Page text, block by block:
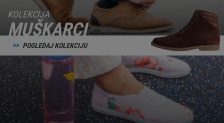
KOLEKCIJA
MUŠKARCI
POGLEDAJ KOLEKCIJU